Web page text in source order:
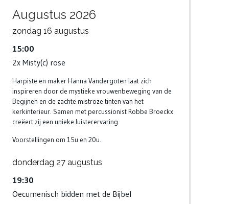
Augustus 2026
zondag 16 augustus
15:00
2x Misty(c) rose
Harpiste en maker Hanna Vandergoten laat zich
inspireren door de mystieke vrouwenbeweging van de
Begijnen en de zachte mistroze tinten van het
kerkinterieur. Samen met percussionist Robbe Broeckx
creëert zij een unieke luisterervaring.
Voorstellingen om 15u en 20u.
donderdag 27 augustus
19:30
Oecumenisch bidden met de Bijbel